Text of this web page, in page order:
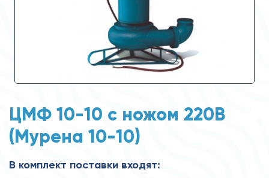
ЦМФ 10-10 с ножом 220В
(Мурена 10-10)
В комплект поставки входят: